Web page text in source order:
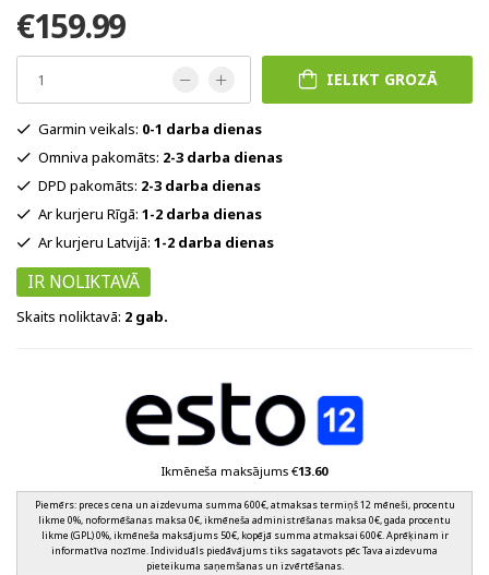
€159.99
IELIKT GROZĀ
Garmin veikals: 0-1 darba dienas
Omniva pakomāts: 2-3 darba dienas
DPD pakomāts: 2-3 darba dienas
Ar kurjeru Rīgā: 1-2 darba dienas
Ar kurjeru Latvijā: 1-2 darba dienas
IR NOLIKTAVĀ
Skaits noliktavā: 2 gab.
Ikmēneša maksājums €13.60
Piemērs: preces cena un aizdevuma summa 600€, atmaksas termiņš 12 mēneši, procentu
likme 0%, noformēšanas maksa 0€, ikmēneša administrēšanas maksa 0€, gada procentu
likme (GPL) 0%, ikmēneša maksājums 50€, kopējā summa atmaksai 600€. Aprēķinam ir
informatīva nozīme. Individuāls piedāvājums tiks sagatavots pēc Tava aizdevuma
pieteikuma saņemšanas un izvērtēšanas.